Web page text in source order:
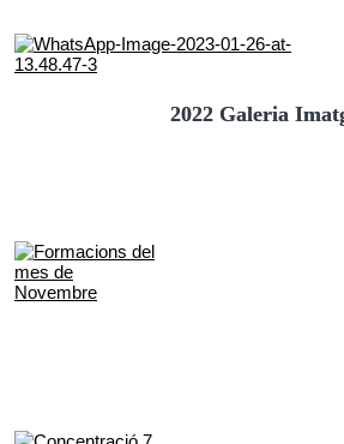
2022 Galeria